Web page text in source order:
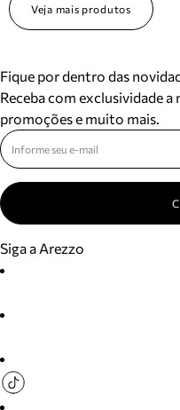
Veja mais produtos
Fique por dentro das
Receba com exclusividade
promoções e muito mais.
Siga a Arezzo